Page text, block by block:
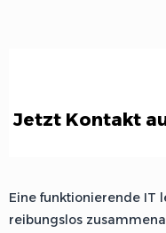
Jetzt Kontakt
Eine funktionierende IT
reibungslos